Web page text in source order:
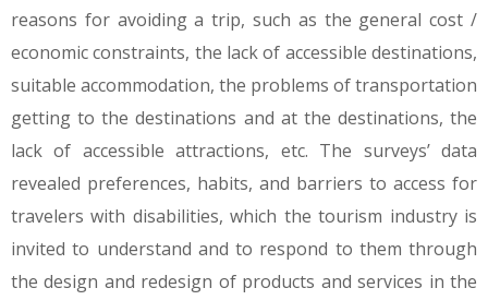
reasons for avoiding a trip, such as the general cost /
economic constraints, the lack of accessible destinations,
suitable accommodation, the problems of transportation
getting to the destinations and at the destinations, the
lack of accessible attractions, etc. The surveys’ data
revealed preferences, habits, and barriers to access for
travelers with disabilities, which the tourism industry is
invited to understand and to respond to them through
the design and redesign of products and services in the